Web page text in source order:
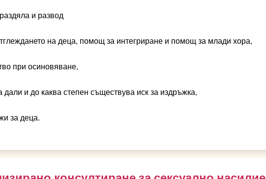
и развод
на деца, помощ за интегриране и помощ за млади хора,
при осиновяване,
дали и до каква степен съществува иск за издръжка,
за деца.